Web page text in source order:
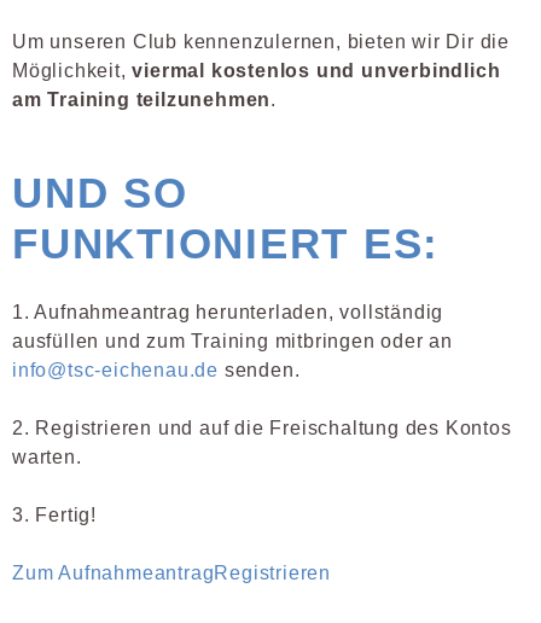
Um unseren Club kennenzulernen, bieten wir Dir die
Möglichkeit,viermal kostenlos und unverbindlich
am Training teilzunehmen.
UND SO
FUNKTIONIERT ES:
1. Aufnahmeantrag herunterladen, vollständig
ausfüllen und zum Training mitbringen oder an
info@tsc-eichenau.de senden.
2. Registrieren und auf die Freischaltung des Kontos
warten.
3. Fertig!
Zum AufnahmeantragRegistrieren